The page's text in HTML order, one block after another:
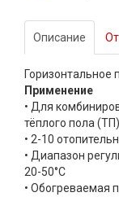
Описание
Горизонтальное
Применение
• Для
тёплого пола
• 2-10
• Диапазон
20-50°C
• Обогреваемая